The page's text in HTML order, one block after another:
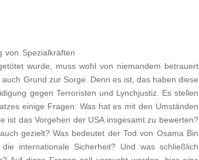
von Spezialkräften
wurde, muss wohl von niemandem betrauert
Grund zur Sorge. Denn es ist, das haben diese
gegen Terroristen und Lynchjustiz. Es stellen
einige Fragen: Was hat es mit den Umständen
ist das Vorgehen der USA insgesamt zu bewerten?
gezielt? Was bedeutet der Tod von Osama Bin
internationale Sicherheit? Und was schließlich